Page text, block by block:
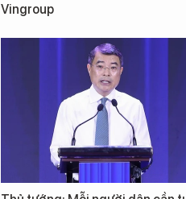
Vingroup